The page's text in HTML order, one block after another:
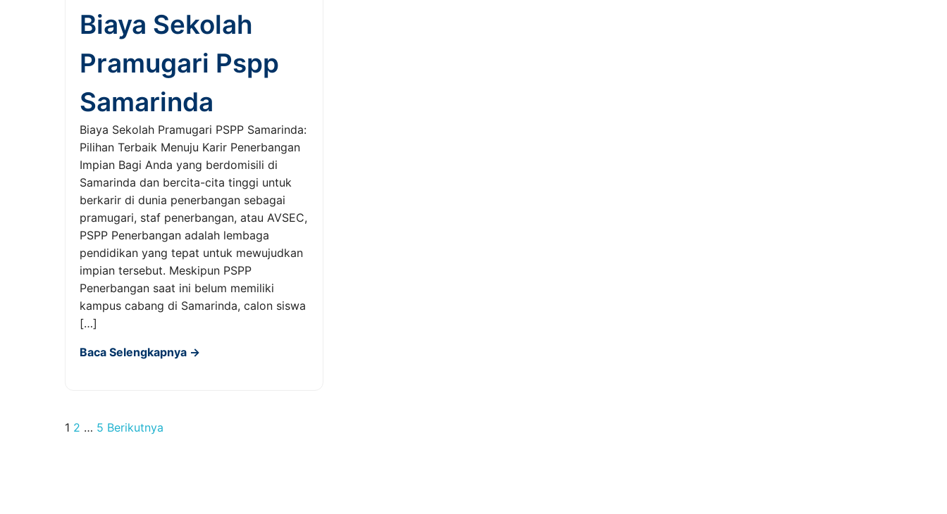
Biaya Sekolah
Pramugari Pspp
Samarinda
Biaya Sekolah Pramugari PSPP Samarinda:
Pilihan Terbaik Menuju Karir Penerbangan
Impian Bagi Anda yang berdomisili di
Samarinda dan bercita-cita tinggi untuk
berkarir di dunia penerbangan sebagai
pramugari, staf penerbangan, atau AVSEC,
PSPP Penerbangan adalah lembaga
pendidikan yang tepat untuk mewujudkan
impian tersebut. Meskipun PSPP
Penerbangan saat ini belum memiliki
kampus cabang di Samarinda, calon siswa
[…]
Baca Selengkapnya →
Paginasi
1 2 … 5 Berikutnya